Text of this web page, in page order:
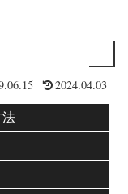
2024.04.03
法